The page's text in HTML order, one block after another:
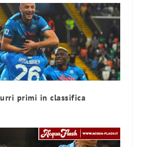
primi in classifica